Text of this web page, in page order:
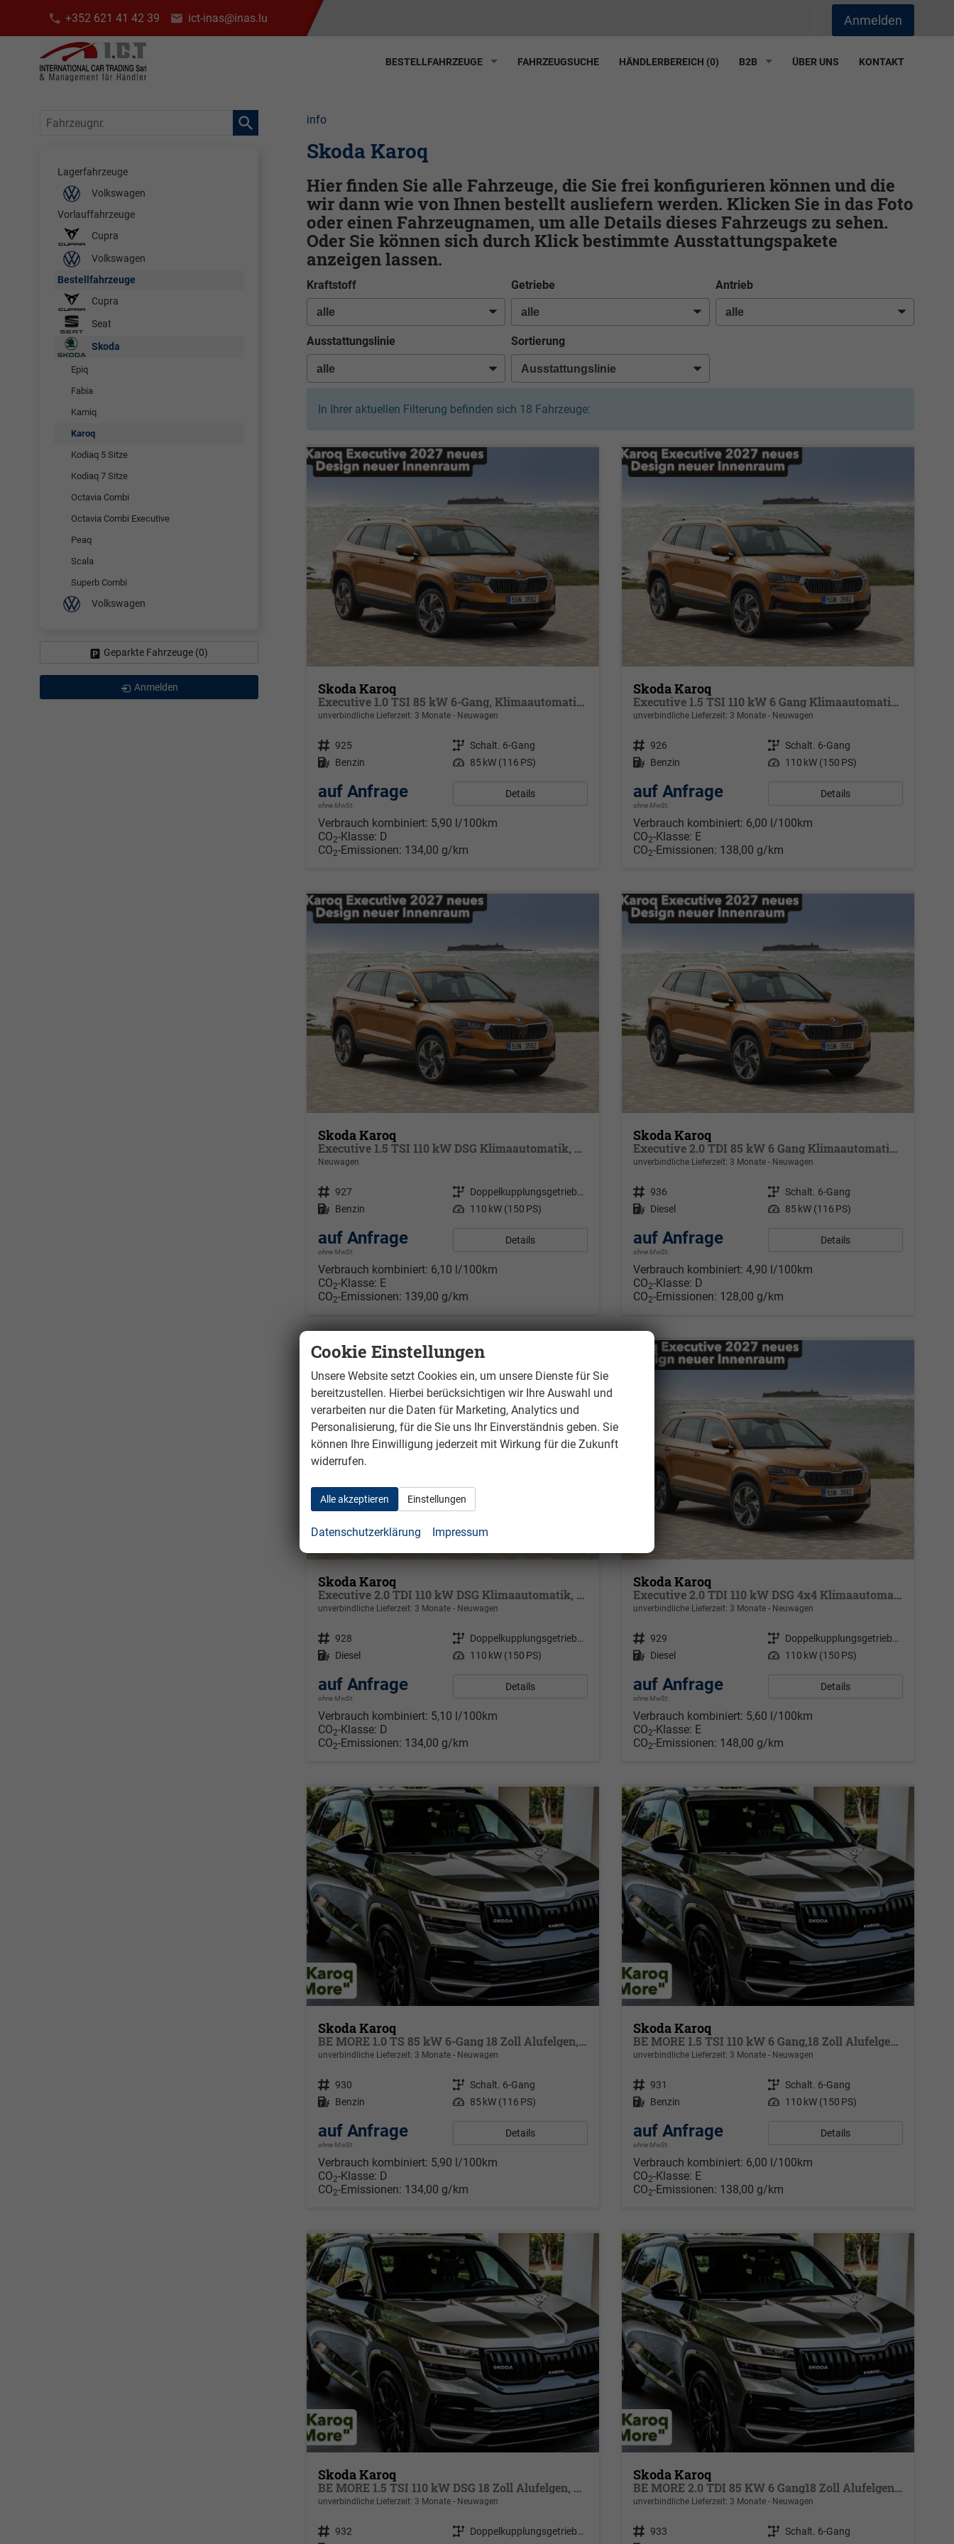
+352 621 41 42 39 ict-inas@inas.lu Anmelden
BESTELLFAHRZEUGE FAHRZEUGSUCHE HÄNDLERBEREICH (0) B2B ÜBER UNS KONTAKT
info
Skoda Karoq
Hier finden Sie alle Fahrzeuge, die Sie frei konfigurieren können und die
wir dann wie von Ihnen bestellt ausliefern werden. Klicken Sie in das Foto
oder einen Fahrzeugnamen, um alle Details dieses Fahrzeugs zu sehen.
Oder Sie können sich durch Klick bestimmte Ausstattungspakete
anzeigen lassen.
Kraftstoff Getriebe Antrieb
Ausstattungslinie Sortierung
In Ihrer aktuellen Filterung befinden sich 18 Fahrzeuge:
Skoda Karoq
Executive 1.0 TSI 85 kW 6-Gang, Klimaautomatik, Metallfarbe, ACC ,PDC v+h, LED, Smart Link, Rückkamera, Sun Set, Reserverad, 4 Jahre Garantie,
unverbindliche Lieferzeit: 3 Monate Neuwagen
Fahrzeugnr. 925 Getriebe Schalt. 6-Gang
Kraftstoff Benzin Leistung 85 kW (116 PS)
auf Anfrage
ohne MwSt.
Details
Verbrauch kombiniert: 5,90 l/100km
CO2-Klasse: D
CO2-Emissionen: 134,00 g/km
Skoda Karoq
Executive 1.5 TSI 110 kW 6 Gang Klimaautomatik, Metallfarbe, ACC ,PDC v+h, LED, Smart Link, Rückkamera, Sun Set, Reserverad, 4 Jahre Garantie
unverbindliche Lieferzeit: 3 Monate Neuwagen
Fahrzeugnr. 926 Getriebe Schalt. 6-Gang
Kraftstoff Benzin Leistung 110 kW (150 PS)
auf Anfrage
ohne MwSt.
Details
Verbrauch kombiniert: 6,00 l/100km
CO2-Klasse: E
CO2-Emissionen: 138,00 g/km
Skoda Karoq
Executive 1.5 TSI 110 kW DSG Klimaautomatik, Metallfarbe, ACC ,PDC v+h, LED, Smart Link, Rückkamera, Sun Set, Reserverad, 4 Jahre Garantie
Neuwagen
Fahrzeugnr. 927 Getriebe
Doppelkupplungsgetriebe (DSG)
Kraftstoff Benzin Leistung 110 kW (150 PS)
auf Anfrage
ohne MwSt.
Details
Verbrauch kombiniert: 6,10 l/100km
CO2-Klasse: E
CO2-Emissionen: 139,00 g/km
Skoda Karoq
Executive 2.0 TDI 85 kW 6 Gang Klimaautomatik, Metallfarbe, ACC ,PDC v+h, LED, Smart Link, Rückkamera, Sun Set, Reserverad, 4 Jahre Garantie,
unverbindliche Lieferzeit: 3 Monate Neuwagen
Fahrzeugnr. 936 Getriebe Schalt. 6-Gang
Kraftstoff Diesel Leistung 85 kW (116 PS)
auf Anfrage
ohne MwSt.
Details
Verbrauch kombiniert: 4,90 l/100km
CO2-Klasse: D
CO2-Emissionen: 128,00 g/km
Skoda Karoq
Executive 2.0 TDI 110 kW DSG Klimaautomatik, Metallfarbe, ACC ,PDC v+h, LED, Smart Link, Rückkamera, Sun Set, Reserverad, 4 Jahre Garantie
unverbindliche Lieferzeit: 3 Monate Neuwagen
Fahrzeugnr. 928 Getriebe
Doppelkupplungsgetriebe (DSG)
Kraftstoff Diesel Leistung 110 kW (150 PS)
auf Anfrage
ohne MwSt.
Details
Verbrauch kombiniert: 5,10 l/100km
CO2-Klasse: D
CO2-Emissionen: 134,00 g/km
Skoda Karoq
Executive 2.0 TDI 110 kW DSG 4x4 Klimaautomatik, Metallfarbe, ACC ,PDC v+h, LED, Smart Link, Rückkamera, Sun Set, Reserverad, 17 Zoll Alu ,4 Jahre Garantie
unverbindliche Lieferzeit: 3 Monate Neuwagen
Fahrzeugnr. 929 Getriebe
Doppelkupplungsgetriebe (DSG)
Kraftstoff Diesel Leistung 110 kW (150 PS)
auf Anfrage
ohne MwSt.
Details
Verbrauch kombiniert: 5,60 l/100km
CO2-Klasse: E
CO2-Emissionen: 148,00 g/km
Skoda Karoq
BE MORE 1.0 TS 85 kW 6-Gang 18 Zoll Alufelgen, Reserverad, Rückkamera, Kessy Full, PDC 4+H, Klimaautomatik, Licht & Sicht Paket, Metallfarbe, Heckspoiler, Sun Set, Ambiente Light, LED, 4 Jahre Garantie,
unverbindliche Lieferzeit: 3 Monate Neuwagen
Fahrzeugnr. 930 Getriebe Schalt. 6-Gang
Kraftstoff Benzin Leistung 85 kW (116 PS)
auf Anfrage
ohne MwSt.
Details
Verbrauch kombiniert: 5,90 l/100km
CO2-Klasse: D
CO2-Emissionen: 134,00 g/km
Skoda Karoq
BE MORE 1.5 TSI 110 kW 6 Gang,18 Zoll Alufelgen, Reserverad, Rückkamera, Kessy Full, PDC 4+H, Klimaautomatik, Licht & Sicht Paket, Metallfarbe, Heckspoiler, Sun Set, Ambiente Light, LED, 4 Jahre Garantie
unverbindliche Lieferzeit: 3 Monate Neuwagen
Fahrzeugnr. 931 Getriebe Schalt. 6-Gang
Kraftstoff Benzin Leistung 110 kW (150 PS)
auf Anfrage
ohne MwSt.
Details
Verbrauch kombiniert: 6,00 l/100km
CO2-Klasse: E
CO2-Emissionen: 138,00 g/km
Skoda Karoq
BE MORE 1.5 TSI 110 kW DSG 18 Zoll Alufelgen, Reserverad, Rückkamera, Kessy Full, PDC 4+H, Klimaautomatik, Licht & Sicht Paket, Metallfarbe, Heckspoiler, Sun Set, Ambiente Light, LED, 4 Jahre Garantie
unverbindliche Lieferzeit: 3 Monate Neuwagen
Fahrzeugnr. 932 Getriebe
Doppelkupplungsgetriebe (DSG)
Skoda Karoq
BE MORE 2.0 TDI 85 KW 6 Gang18 Zoll Alufelgen, Reserverad, Rückkamera, Kessy Full, PDC 4+H, Klimaautomatik, Licht & Sicht Paket, Metallfarbe, Heckspoiler, Sun Set, Ambiente Light, LED, 4 Jahre Garantie
unverbindliche Lieferzeit: 3 Monate Neuwagen
Fahrzeugnr. 933 Getriebe Schalt. 6-Gang
Fahrzeugnr.
Lagerfahrzeuge
Volkswagen
Vorlauffahrzeuge
Cupra
Volkswagen
Bestellfahrzeuge
Cupra
Seat
Skoda
Epiq
Fabia
Kamiq
Karoq
Kodiaq 5 Sitze
Kodiaq 7 Sitze
Octavia Combi
Octavia Combi Executive
Peaq
Scala
Superb Combi
Volkswagen
Geparkte Fahrzeuge (0)
Anmelden
Cookie Einstellungen
Unsere Website setzt Cookies ein, um unsere Dienste für Sie
bereitzustellen. Hierbei berücksichtigen wir Ihre Auswahl und
verarbeiten nur die Daten für Marketing, Analytics und
Personalisierung, für die Sie uns Ihr Einverständnis geben. Sie
können Ihre Einwilligung jederzeit mit Wirkung für die Zukunft
widerrufen.
Alle akzeptieren Einstellungen
Datenschutzerklärung Impressum